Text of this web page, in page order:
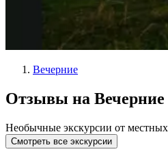
Вечерние
Отзывы на
Необычные экскурсии от
Смотреть все экскурсии